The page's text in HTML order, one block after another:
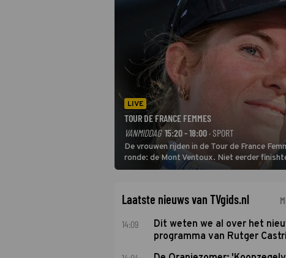
LIVE
TOUR DE FRANCE FEMMES
VANMIDDAG 15:20 - 18:00 · SPORT
De vrouwen rijden in de Tour de France
ronde: de Mont Ventoux. Niet eerder
uit de buitencategorie. De aanloop naar de
Laatste nieuws van TVgids.nl
14:09
Dit weten we al over het
programma van Rutger